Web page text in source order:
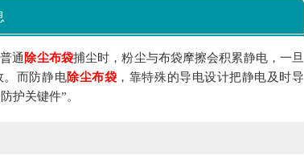
通 除尘布袋捕尘时，粉尘与布袋摩擦会积累静电，一旦
。而防静电除尘布袋 ，靠特殊的导电设计把静电及时导
护关键件”。